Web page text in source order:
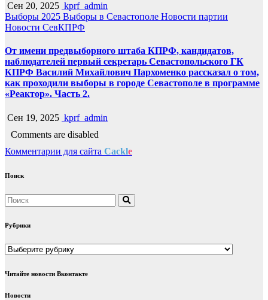
Сен 20, 2025 kprf_admin
Выборы 2025 Выборы в Севастополе Новости партии
Новости СевКПРФ
От имени предвыборного штаба КПРФ, кандидатов,
наблюдателей первый секретарь Севастопольского ГК
КПРФ Василий Михайлович Пархоменко рассказал о том,
как проходили выборы в городе Севастополе в программе
«Реактор». Часть 2.
Сен 19, 2025 kprf_admin
Comments are disabled
Комментарии для сайта Cackle
Поиск
Рубрики
Рубрики
Читайте новости Вконтакте
Новости